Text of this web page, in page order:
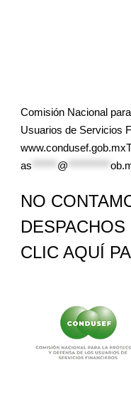
Comisión Nacional
Usuarios de Servicios
as
@
NO
CLIC AQUÍ